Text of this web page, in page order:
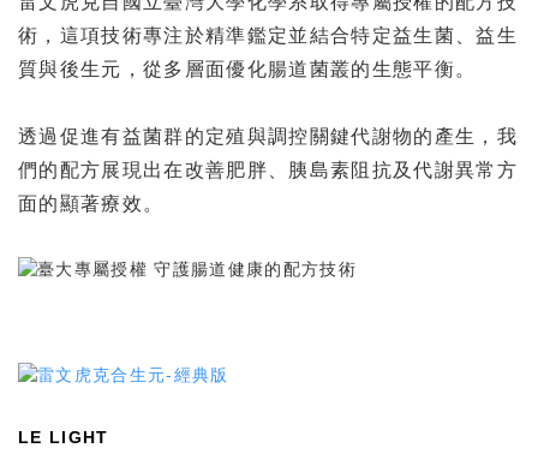
術，這項技術專注於精準鑑定並結合特定益生菌、益生
質與後生元，從多層面優化腸道菌叢的生態平衡。
透過促進有益菌群的定殖與調控關鍵代謝物的產生，我
們的配方展現出在改善肥胖、胰島素阻抗及代謝異常方
面的顯著療效。
LE LIGHT